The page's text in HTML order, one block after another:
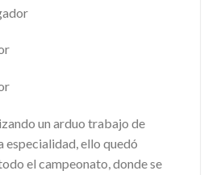
un arduo trabajo de
especialidad, ello quedó
el campeonato, donde se